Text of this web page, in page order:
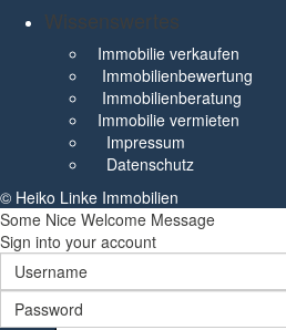
Wissenswertes
Immobilie verkaufen
Immobilienbewertung
Immobilienberatung
Immobilie vermieten
Impressum
Datenschutz
© Heiko Linke Immobilien
Some Nice Welcome Message
Sign into your account